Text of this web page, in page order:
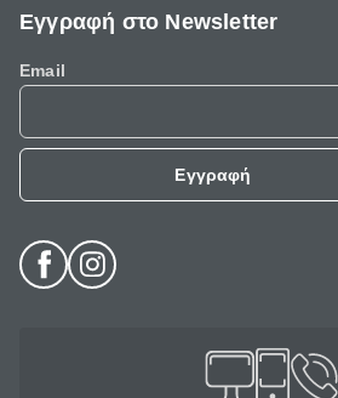
Εγγραφή στο Newsletter
Email
Εγγραφή